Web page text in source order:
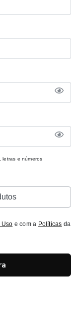
letras e números
Uso e com a Políticas da